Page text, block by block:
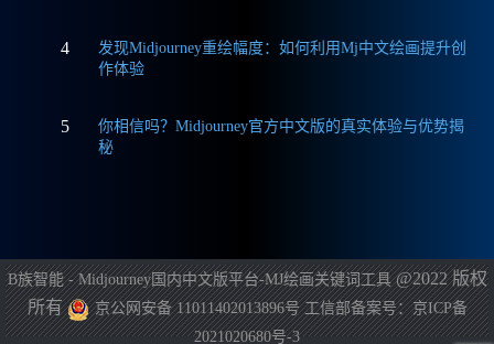
4
发现Midjourney重绘幅度：如何利用Mj中文绘画提升创
作体验
5
你相信吗？Midjourney官方中文版的真实体验与优势揭
秘
B族智能 - Midjourney国内中文版平台-MJ绘画关键词工具@2022 版权
所有
京公网安备 11011402013896号 工信部备案号：京ICP备
2021020680号-3